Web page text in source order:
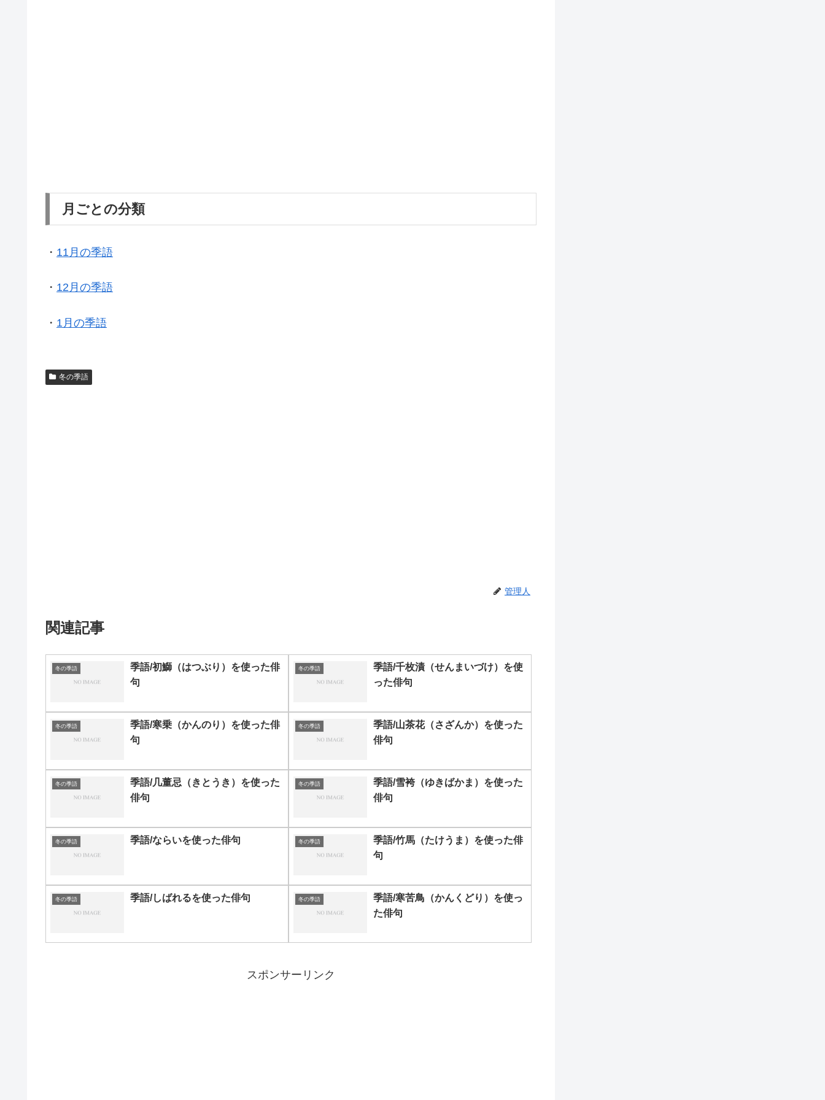
月ごとの分類
・ 11月の季語
・ 12月の季語
・ 1月の季語
冬の季語
管理人
関連記事
冬の季語
季語/初鰤（はつぶり）を使った俳
句
冬の季語
季語/千枚漬（せんまいづけ）を使
った俳句
冬の季語
季語/寒乗（かんのり）を使った俳
句
冬の季語
季語/山茶花（さざんか）を使った
俳句
冬の季語
季語/几董忌（きとうき）を使った
俳句
冬の季語
季語/雪袴（ゆきばかま）を使った
俳句
冬の季語 季語/ならいを使った俳句 冬の季語
季語/竹馬（たけうま）を使った俳
句
冬の季語 季語/しばれるを使った俳句 冬の季語
季語/寒苦鳥（かんくどり）を使っ
た俳句
スポンサーリンク